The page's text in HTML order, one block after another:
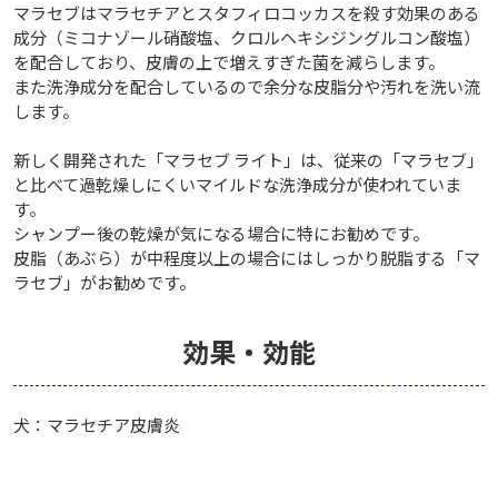
マラセブはマラセチアとスタフィロコッカスを殺す効果のある
成分（ミコナゾール硝酸塩、クロルヘキシジングルコン酸塩）
を配合しており、皮膚の上で増えすぎた菌を減らします。
また洗浄成分を配合しているので余分な皮脂分や汚れを洗い流
します。
新しく開発された「マラセブ ライト」は、従来の 「マラセブ」
と比べて過乾燥しにくいマイルドな洗浄成分が使われていま
す。
シャンプー後の乾燥が気になる場合に特にお勧めです。
皮脂（あぶら）が中程度以上の場合にはしっかり脱脂する
「マ
ラセブ」 がお勧めです。
効果・効能
犬：マラセチア皮膚炎